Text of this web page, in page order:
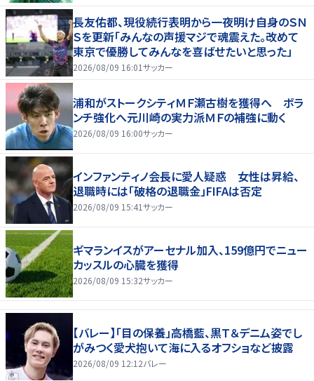
長友佑都、現役続行表明から一夜明け自身のＳＮ
Ｓを更新「みんなの声援マジで魂震えた。改めて
東京で優勝してみんなを喜ばせたいと思った」
2026/08/09 16:01サッカー
浦和がストークシティＭＦ瀬古樹を獲得へ ボラ
ンチ強化へ元川崎の実力派ＭＦの補強に動く
2026/08/09 16:00サッカー
インファンティノ会長に愛人疑惑 女性は昇給、
退職時には「破格の退職金」FIFAは否定
2026/08/09 15:41サッカー
ギマランイスがアーセナル加入、159億円でニュー
カッスルの心臓を獲得
2026/08/09 15:32サッカー
【バレー】「目の保養」高橋藍、黒Ｔ＆デニム姿でし
がみつく愛犬抱いて海に入るオフショなど披露
2026/08/09 12:12バレー